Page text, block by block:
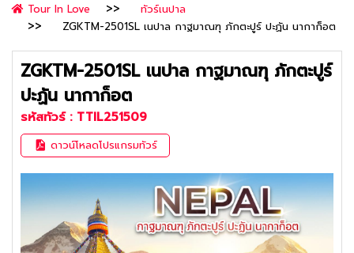
Tour In Love
ทัวร์เนปาล
ZGKTM-2501SL เนปาล กาฐมาณฑุ ภักตะปูร์ ปะฏัน นากาก็อต
ZGKTM-2501SL เนปาล กาฐมาณฑุ ภักตะปูร์
ปะฏัน นากาก็อต
รหัสทัวร์ : TTIL251509
ดาวน์โหลดโปรแกรมทัวร์